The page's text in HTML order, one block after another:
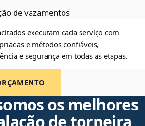
de vazamentos
executam cada serviço com
e métodos confiáveis,
e segurança em todas as etapas.
os melhores
de torneira